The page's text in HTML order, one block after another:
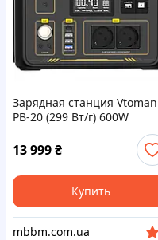
Зарядная станция Vtoman
PB-20 (299 Вт/г) 600W
13 999₴
Купить
mbbm.com.ua